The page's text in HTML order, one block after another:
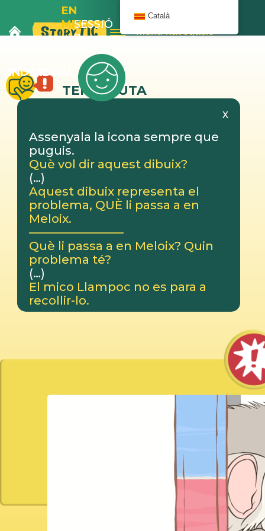
EN
MELOIX
I
L’AUTOBÚS
SESSIÓ
7
INDIVIDUAL
TERAPEUTA
x
Assenyala la icona sempre que
puguis.
Què vol dir aquest dibuix?
(…)
Aquest dibuix representa el
problema, QUÈ li passa a en
Meloix.
————————
Què li passa a en Meloix? Quin
problema té?
(…)
El mico Llampoc no es para a
recollir-lo.
Català